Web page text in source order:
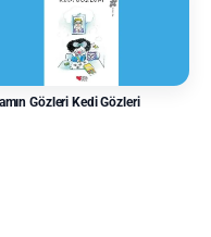
Gözleri Kedi Gözleri